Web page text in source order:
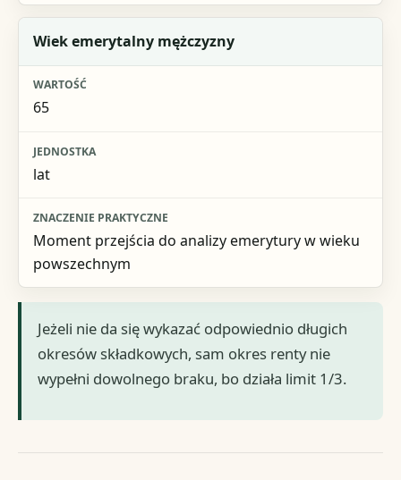
Wiek emerytalny mężczyzny
65
lat
Moment przejścia do analizy emerytury w wieku
powszechnym
Jeżeli nie da się wykazać odpowiednio długich
okresów składkowych, sam okres renty nie
wypełni dowolnego braku, bo działa limit 1/3.